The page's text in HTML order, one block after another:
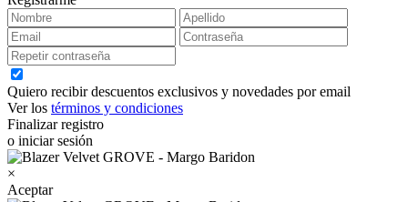
Quiero recibir descuentos exclusivos y novedades por email
Ver los términos y condiciones
Finalizar registro
o iniciar sesión
×
Aceptar